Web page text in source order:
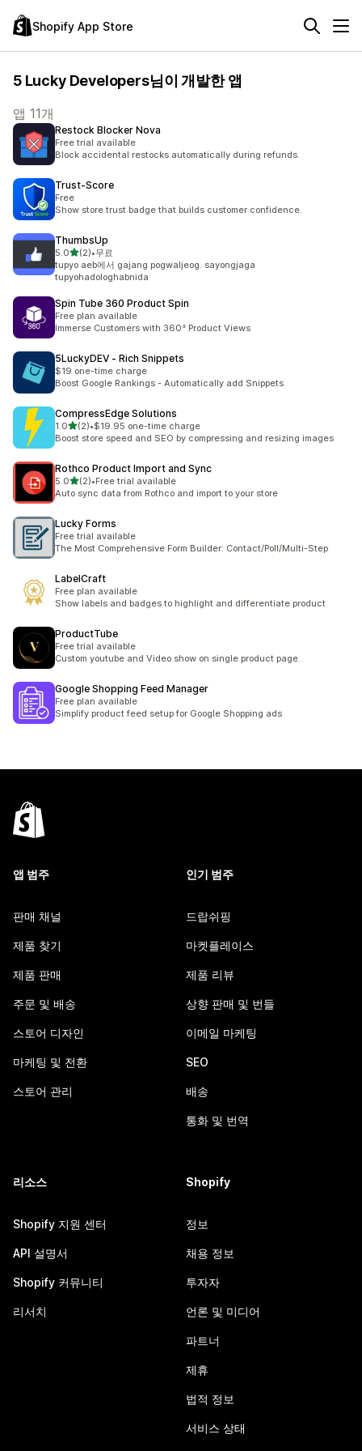
Shopify App Store
5 Lucky Developers님이 개발한 앱
앱 11개
Restock Blocker Nova
Free trial available
Block accidental restocks automatically during refunds.
Trust‑Score
Free
Show store trust badge that builds customer confidence.
ThumbsUp
5.0별 5개 중
(2)
총 리뷰 2개
•무료
tupyo aeb에서 gajang pogwaljeog. sayongjaga
tupyohadologhabnida
Spin Tube 360 Product Spin
Free plan available
Immerse Customers with 360° Product Views
5LuckyDEV ‑ Rich Snippets
$19 one-time charge
Boost Google Rankings - Automatically add Snippets
CompressEdge Solutions
1.0별 5개 중
(2)
총 리뷰 2개
•$19.95 one-time charge
Boost store speed and SEO by compressing and resizing images
Rothco Product Import and Sync
5.0별 5개 중
(2)
총 리뷰 2개
•Free trial available
Auto sync data from Rothco and import to your store
Lucky Forms
Free trial available
The Most Comprehensive Form Builder: Contact/Poll/Multi-Step
LabelCraft
Free plan available
Show labels and badges to highlight and differentiate product
ProductTube
Free trial available
Custom youtube and Video show on single product page.
Google Shopping Feed Manager
Free plan available
Simplify product feed setup for Google Shopping ads
앱 범주
판매 채널
제품 찾기
제품 판매
주문 및 배송
스토어 디자인
마케팅 및 전환
스토어 관리
인기 범주
드랍쉬핑
마켓플레이스
제품 리뷰
상향 판매 및 번들
이메일 마케팅
SEO
배송
통화 및 번역
리소스
Shopify 지원 센터
API 설명서
Shopify 커뮤니티
리서치
Shopify
정보
채용 정보
투자자
언론 및 미디어
파트너
제휴
법적 정보
서비스 상태